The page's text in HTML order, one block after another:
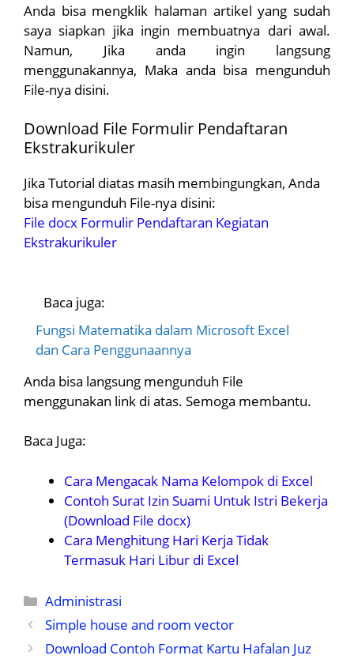
Anda bisa mengklik halaman artikel yang sudah
saya siapkan jika ingin membuatnya dari awal.
Namun, Jika anda ingin langsung
menggunakannya, Maka anda bisa mengunduh
File-nya disini.
Download File Formulir Pendaftaran
Ekstrakurikuler
Jika Tutorial diatas masih membingungkan, Anda
bisa mengunduh File-nya disini:
File docx Formulir Pendaftaran Kegiatan
Ekstrakurikuler
Baca juga:
Fungsi Matematika dalam Microsoft Excel
dan Cara Penggunaannya
Anda bisa langsung mengunduh File
menggunakan link di atas. Semoga membantu.
Baca Juga:
Cara Mengacak Nama Kelompok di Excel
Contoh Surat Izin Suami Untuk Istri Bekerja
(Download File docx)
Cara Menghitung Hari Kerja Tidak
Termasuk Hari Libur di Excel
Kategori
Administrasi
Simple house and room vector
Download Contoh Format Kartu Hafalan Juz